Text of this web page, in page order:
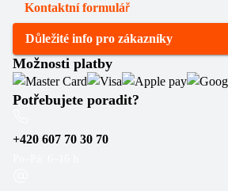
Kontaktní formulář
Důležité info pro zákazníky
Možnosti platby
Potřebujete poradit?
+420 607 70 30 70